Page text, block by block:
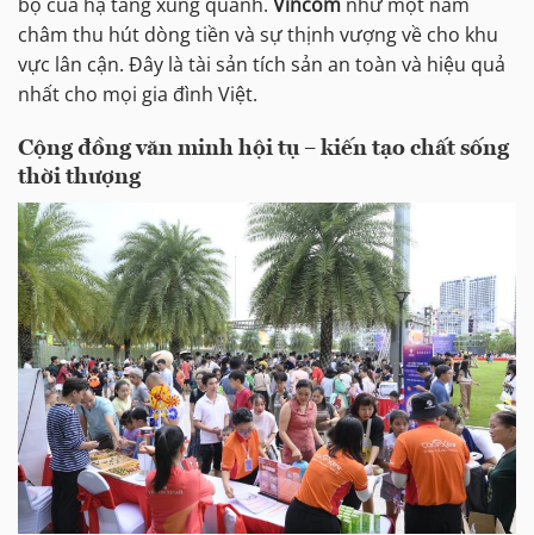
châm thu hút dòng tiền và sự thịnh vượng về cho khu
vực lân cận. Đây là tài sản tích sản an toàn và hiệu quả
nhất cho mọi gia đình Việt.
Cộng đồng văn minh hội tụ – kiến tạo chất sống
thời thượng